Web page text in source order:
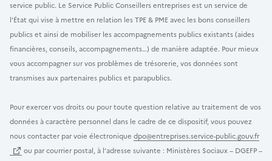
service public. Le Service Public Conseillers entreprises est un service de
l’État qui vise à mettre en relation les TPE & PME avec les bons conseillers
publics et ainsi de mobiliser les accompagnements publics existants (aides
financières, conseils, accompagnements…) de manière adaptée. Pour mieux
vous accompagner sur vos problèmes de trésorerie, vos données sont
transmises aux partenaires publics et parapublics.
Pour exercer vos droits ou pour toute question relative au traitement de vos
données à caractère personnel dans le cadre de ce dispositif, vous pouvez
nous contacter par voie électronique dpo@entreprises.service-public.gouv.fr
ou par courrier postal, à l’adresse suivante : Ministères Sociaux – DGEFP –